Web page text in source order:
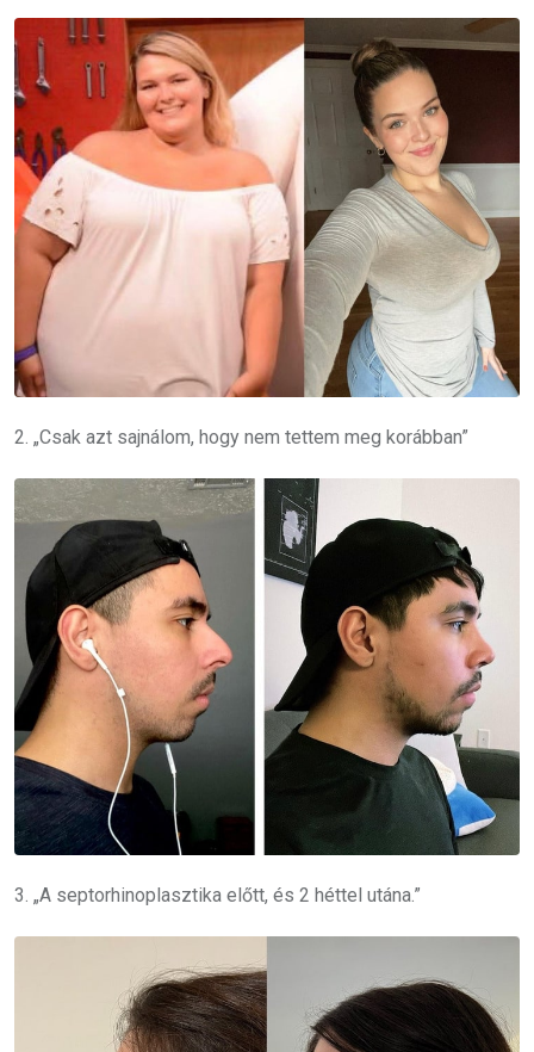
2. „Csak azt sajnálom, hogy nem tettem meg korábban”
3. „A septorhinoplasztika előtt, és 2 héttel utána.”